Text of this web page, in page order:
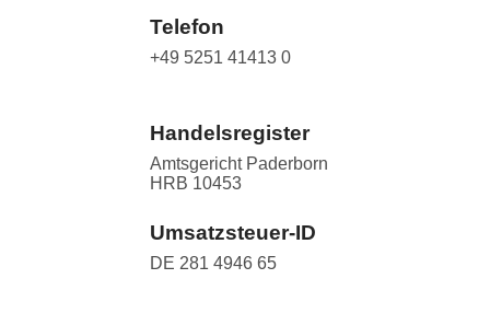
Telefon
+49 5251 41413 0
Handelsregister
Amtsgericht Paderborn
HRB 10453
Umsatzsteuer-ID
DE 281 4946 65